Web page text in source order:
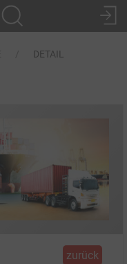
DETAIL
zurück